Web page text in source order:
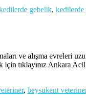
gebelik, kedilerde
ve alışma evreleri
tıklayınız Ankara
, beysukent